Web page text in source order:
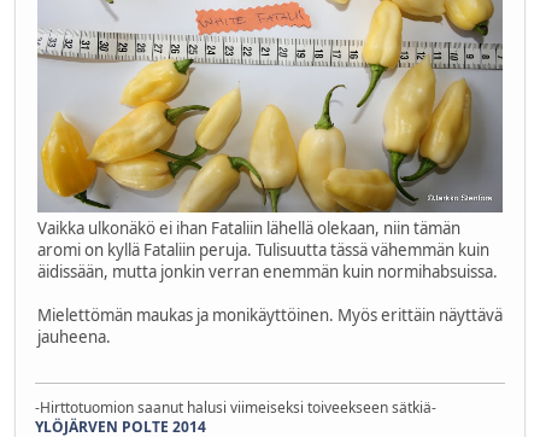
Vaikka ulkonäkö ei ihan Fataliin lähellä olekaan, niin tämän
aromi on kyllä Fataliin peruja. Tulisuutta tässä vähemmän kuin
äidissään, mutta jonkin verran enemmän kuin normihabsuissa.
Mielettömän maukas ja monikäyttöinen. Myös erittäin näyttävä
jauheena.
-Hirttotuomion saanut halusi viimeiseksi toiveekseen sätkiä-
YLÖJÄRVEN POLTE 2014